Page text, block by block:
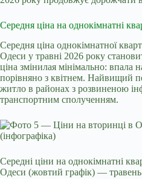
Середня ціна на однокімнатні
Середня ціна однокімнатної
Одеси у травні 2026 року
ціна змінилая мінімально: впала
порівняно з квітнем. Найвищий
житло в районах з розвиненою
транспортним сполученням.
Середні ціни на однокімнатні
Одеси (жовтий графік) —